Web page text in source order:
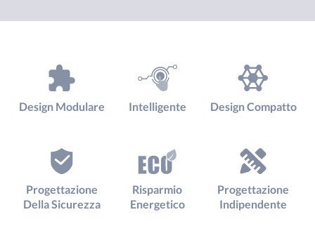
Design Modulare Intelligente Design Compatto
Progettazione
Della Sicurezza
Risparmio
Energetico
Progettazione
Indipendente